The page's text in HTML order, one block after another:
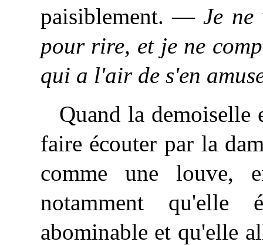
paisiblement. —Je ne
pour rire, et je ne
qui a l'air de s'en
Quand la demoiselle
faire écouter par la
comme une louve,
notamment qu'elle
abominable et qu'elle